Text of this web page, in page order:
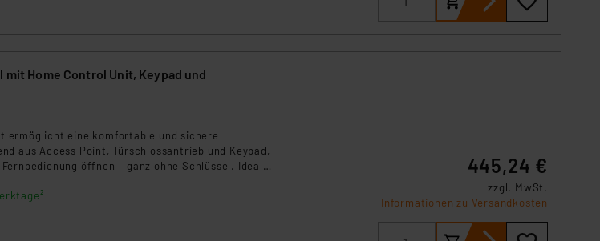
der Datenübermittlung, insbesondere der Art der übermittelten
Home Control Unit, Keypad und
ermöglicht eine komfortable und sichere
aus Access Point, Türschlossantrieb und Keypad,
öffnen – ganz ohne Schlüssel. Ideal
445,24 €
zzgl. MwSt.
Informationen zu Versandkosten